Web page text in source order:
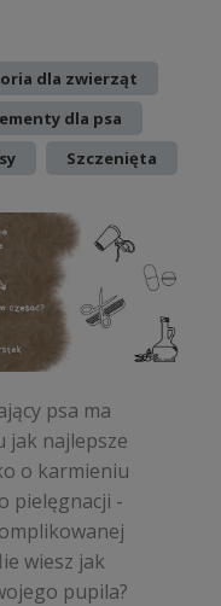
dla zwierząt
dla psa
Szczenięta
psa ma
jak najlepsze
o karmieniu
pielęgnacji -
wiesz jak
pupila?